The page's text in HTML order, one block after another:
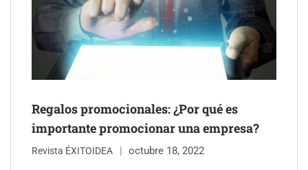
Regalos promocionales: ¿Por qué es
importante promocionar una empresa?
Revista ÉXITOIDEA octubre 18, 2022